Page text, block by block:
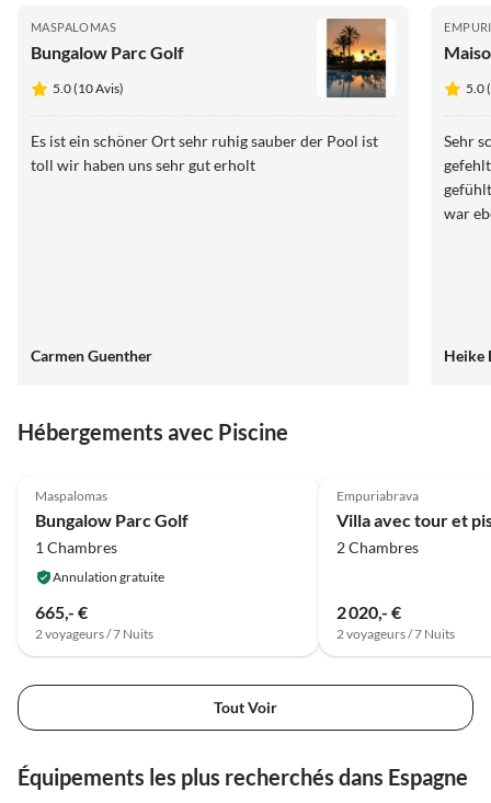
MASPALOMAS
Bungalow Parc Golf
5.0 (10 Avis)
Es ist ein schöner Ort sehr ruhig sauber der Pool ist
toll wir haben uns sehr gut erholt
Carmen Guenther
5.0
Sehr
gefühlt,
war
Heike
Hébergements avec Piscine
Maspalomas
Bungalow Parc Golf
1 Chambres
Annulation gratuite
665,- €
2 voyageurs / 7 Nuits
Empuriabrava
2 Chambres
2 020,- €
2 voyageurs / 7 Nuits
Tout Voir
Équipements les plus recherchés dans Espagne